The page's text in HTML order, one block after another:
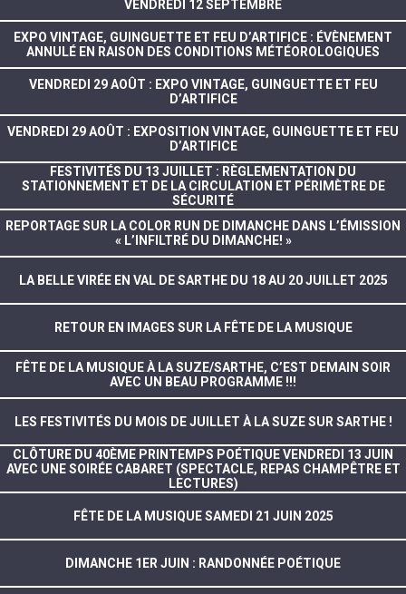
VENDREDI 12 SEPTEMBRE
EXPO VINTAGE, GUINGUETTE ET FEU D’ARTIFICE : ÉVÈNEMENT
ANNULÉ EN RAISON DES CONDITIONS MÉTÉOROLOGIQUES
VENDREDI 29 AOÛT : EXPO VINTAGE, GUINGUETTE ET FEU
D’ARTIFICE
VENDREDI 29 AOÛT : EXPOSITION VINTAGE, GUINGUETTE ET FEU
D’ARTIFICE
FESTIVITÉS DU 13 JUILLET : RÈGLEMENTATION DU
STATIONNEMENT ET DE LA CIRCULATION ET PÉRIMÈTRE DE
SÉCURITÉ
REPORTAGE SUR LA COLOR RUN DE DIMANCHE DANS L’ÉMISSION
« L’INFILTRÉ DU DIMANCHE! »
LA BELLE VIRÉE EN VAL DE SARTHE DU 18 AU 20 JUILLET 2025
RETOUR EN IMAGES SUR LA FÊTE DE LA MUSIQUE
FÊTE DE LA MUSIQUE À LA SUZE/SARTHE, C’EST DEMAIN SOIR
AVEC UN BEAU PROGRAMME !!!
LES FESTIVITÉS DU MOIS DE JUILLET À LA SUZE SUR SARTHE !
CLÔTURE DU 40ÈME PRINTEMPS POÉTIQUE VENDREDI 13 JUIN
AVEC UNE SOIRÉE CABARET (SPECTACLE, REPAS CHAMPÊTRE ET
LECTURES)
FÊTE DE LA MUSIQUE SAMEDI 21 JUIN 2025
DIMANCHE 1ER JUIN : RANDONNÉE POÉTIQUE